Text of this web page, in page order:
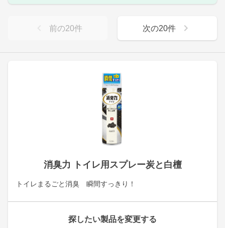
消臭力 トイレ用スプレー炭と白檀
トイレまるごと消臭 瞬間すっきり！
探したい製品を変更する
前の20件 次の20件